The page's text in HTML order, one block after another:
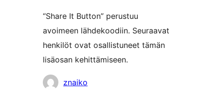
“Share It Button” perustuu
avoimeen lähdekoodiin. Seuraavat
henkilöt ovat osallistuneet tämän
lisäosan kehittämiseen.
Avustajatznaiko